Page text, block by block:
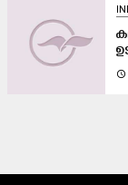
access_time